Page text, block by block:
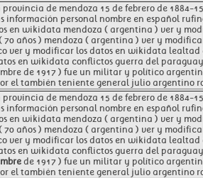
de mendoza 15 de febrero de 1884-
información personal nombre en español
en wikidata mendoza ( argentina ) ver y
años ) mendoza ( argentina ) ver y
ver y modificar los datos en wikidata
en wikidata conflictos guerra del
de 1917 ) fue un militar y político
el también teniente general julio argentino
de mendoza 15 de febrero de 1884-
información personal nombre en español
en wikidata mendoza ( argentina ) ver y
años ) mendoza ( argentina ) ver y
ver y modificar los datos en wikidata
en wikidata conflictos guerra del
de 1917 ) fue un militar y político
el también teniente general julio argentino